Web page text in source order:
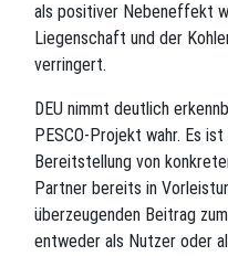
als positiver Nebeneffekt
Liegenschaft und der
verringert.
DEU nimmt deutlich
PESCO-Projekt wahr. Es
Bereitstellung von
Partner bereits in
überzeugenden Beitrag
entweder als Nutzer oder